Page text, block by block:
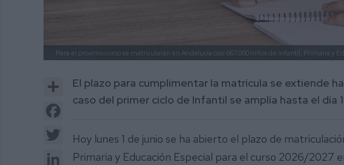
Para el próximo curso se matricularán en Andalucía casi 667.000 niños de Infantil, Primaria y
Share
Facebook
LinkedIn
El plazo para cumplimentar la matrícula se extiende
caso del primer ciclo de Infantil se amplía hasta el día
Hoy lunes 1 de junio se ha abierto el plazo de
Primaria y Educación Especial para el curso 2026/2027